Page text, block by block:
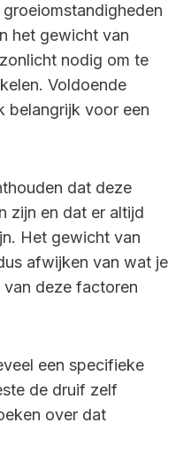
het gewicht van
nodig om te
Voldoende
belangrijk voor een
dat deze
zijn en dat er altijd
Het gewicht van
afwijken van wat je
deze factoren
een specifieke
de druif zelf
over dat